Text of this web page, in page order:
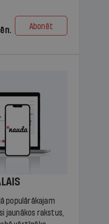
Abonēt
populārākajam
jaunākos rakstus,